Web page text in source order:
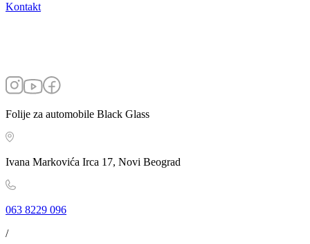
Kontakt
Folije za automobile Black Glass
Ivana Markovića Irca 17, Novi Beograd
063 8229 096
/